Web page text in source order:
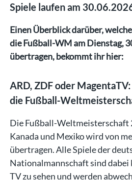
Spiele laufen am
Einen Überblick darüber,
die Fußball-WM am Dienstag,
übertragen, bekommt ihr hier:
ARD, ZDF oder
die Fußball-
Die Fußball-Weltmeisterschaft
Kanada und Mexiko wird von
übertragen. Alle Spiele der
Nationalmannschaft sind dabei
TV zu sehen und werden